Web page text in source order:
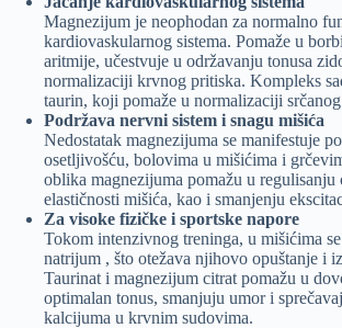
Magnezijum je neophodan za normalno
kardiovaskularnog sistema. Pomaže u
aritmije, učestvuje u održavanju tonusa
normalizaciji krvnog pritiska. Kompleks
taurin, koji pomaže u normalizaciji
Podržava nervni sistem i snagu mišića
Nedostatak magnezijuma se manifestuje
osetljivošću, bolovima u mišićima i
oblika magnezijuma pomažu u regulisanju
elastičnosti mišića, kao i smanjenju
Za visoke fizičke i sportske napore
Tokom intenzivnog treninga, u mišićima
natrijum , što otežava njihovo opuštanje i
Taurinat i magnezijum citrat pomažu u
optimalan tonus, smanjuju umor i
kalcijuma u krvnim sudovima.